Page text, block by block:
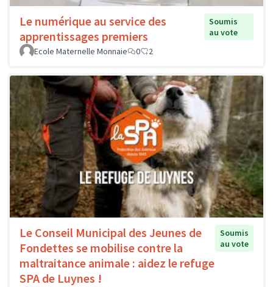
Le numérique au service des
apprentissages premiers
Soumis
au vote
Ecole Maternelle Monnaie
0 2
Le Conseil Municipal des Jeunes de
Fondettes se mobilise contre la
maltraitance animale : aidez le refuge
SPA de Luynes !
Soumis
au vote